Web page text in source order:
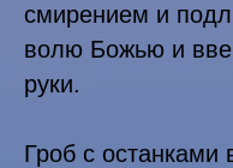
смирением и
волю Божью и
руки.
Гроб с останками